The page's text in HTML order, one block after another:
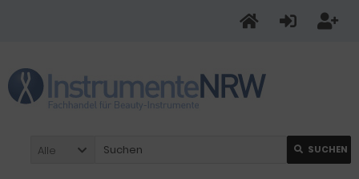
Alle SUCHEN